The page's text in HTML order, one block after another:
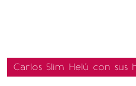
Carlos Slim Helú con sus